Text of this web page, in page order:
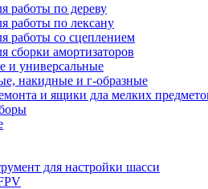
работы по дереву
работы по лексану
работы со сцеплением
сборки амортизаторов
и универсальные
накидные и г-образные
и ящики дла мелких
для настройки шасси